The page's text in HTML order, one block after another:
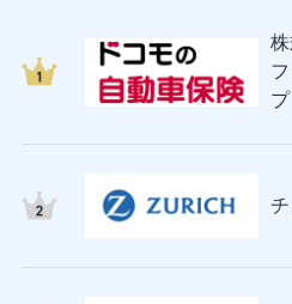
ＳＯＭＰＯダイレクト損害保
(https://www.sompo-
チューリッヒ保険会社
(https://www.nisshinfire.co.jp/)
(https://
プ